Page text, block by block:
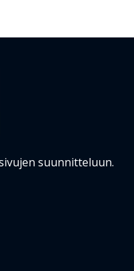
suunnitteluun.